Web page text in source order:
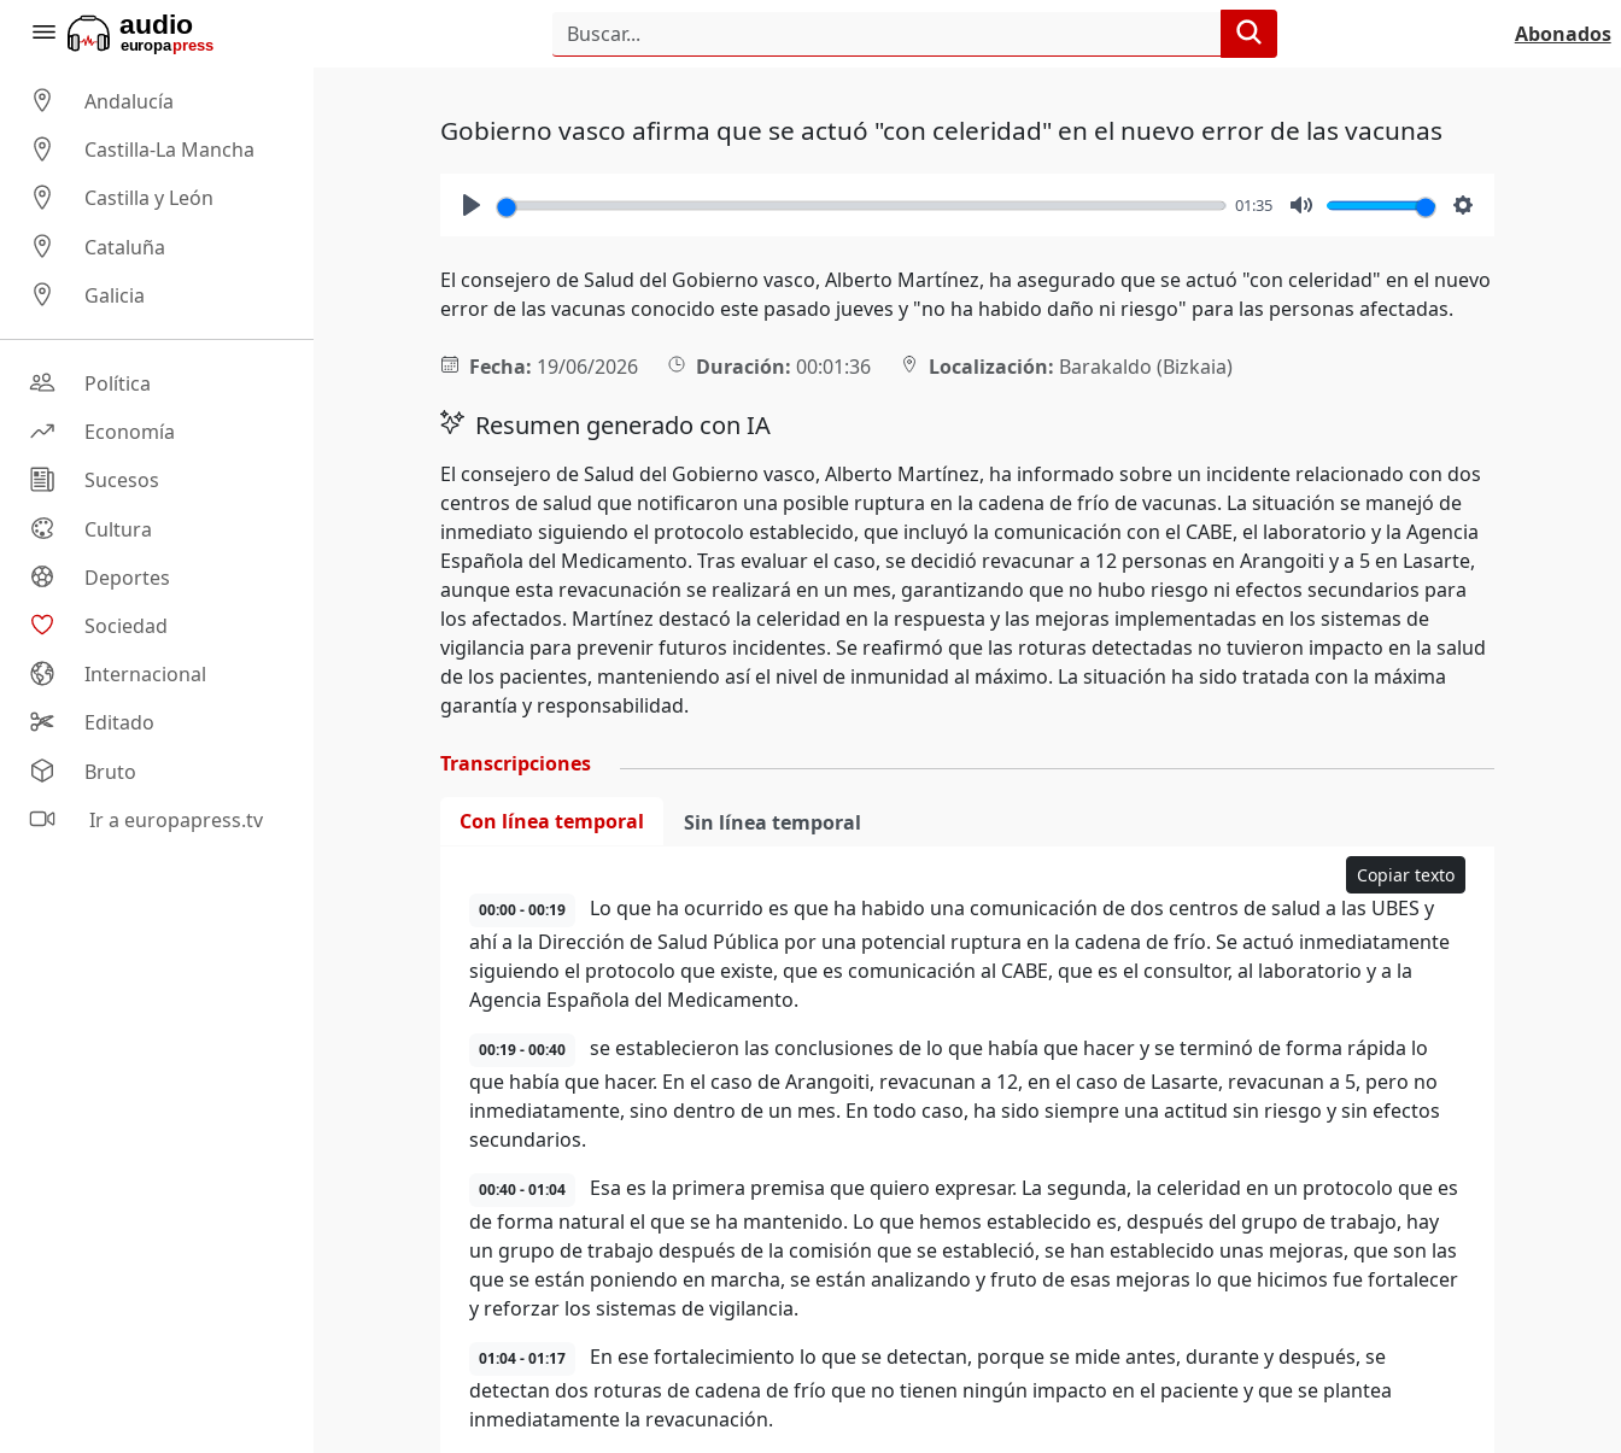
Abonados
Andalucía
Castilla-La Mancha
Castilla y León
Cataluña
Galicia
Política
Economía
Sucesos
Cultura
Deportes
Sociedad
Internacional
Editado
Bruto
Ir a europapress.tv
Gobierno vasco afirma que se actuó "con celeridad" en el nuevo error de las vacunas
01:35
El consejero de Salud del Gobierno vasco, Alberto Martínez, ha asegurado que se actuó "con celeridad" en el nuevo
error de las vacunas conocido este pasado jueves y "no ha habido daño ni riesgo" para las personas afectadas.
Fecha: 19/06/2026 Duración: 00:01:36 Localización: Barakaldo (Bizkaia)
Resumen generado con IA
El consejero de Salud del Gobierno vasco, Alberto Martínez, ha informado sobre un incidente relacionado con dos
centros de salud que notificaron una posible ruptura en la cadena de frío de vacunas. La situación se manejó de
inmediato siguiendo el protocolo establecido, que incluyó la comunicación con el CABE, el laboratorio y la Agencia
Española del Medicamento. Tras evaluar el caso, se decidió revacunar a 12 personas en Arangoiti y a 5 en Lasarte,
aunque esta revacunación se realizará en un mes, garantizando que no hubo riesgo ni efectos secundarios para
los afectados. Martínez destacó la celeridad en la respuesta y las mejoras implementadas en los sistemas de
vigilancia para prevenir futuros incidentes. Se reafirmó que las roturas detectadas no tuvieron impacto en la salud
de los pacientes, manteniendo así el nivel de inmunidad al máximo. La situación ha sido tratada con la máxima
garantía y responsabilidad.
Transcripciones
Con línea temporal Sin línea temporal
Copiar texto
00:00 - 00:19
Lo que ha ocurrido es que ha habido una comunicación de dos centros de salud a las UBES y
ahí a la Dirección de Salud Pública por una potencial ruptura en la cadena de frío. Se actuó inmediatamente
siguiendo el protocolo que existe, que es comunicación al CABE, que es el consultor, al laboratorio y a la
Agencia Española del Medicamento.
00:19 - 00:40
se establecieron las conclusiones de lo que había que hacer y se terminó de forma rápida lo
que había que hacer. En el caso de Arangoiti, revacunan a 12, en el caso de Lasarte, revacunan a 5, pero no
inmediatamente, sino dentro de un mes. En todo caso, ha sido siempre una actitud sin riesgo y sin efectos
secundarios.
00:40 - 01:04
Esa es la primera premisa que quiero expresar. La segunda, la celeridad en un protocolo que es
de forma natural el que se ha mantenido. Lo que hemos establecido es, después del grupo de trabajo, hay
un grupo de trabajo después de la comisión que se estableció, se han establecido unas mejoras, que son las
que se están poniendo en marcha, se están analizando y fruto de esas mejoras lo que hicimos fue fortalecer
y reforzar los sistemas de vigilancia.
01:04 - 01:17
En ese fortalecimiento lo que se detectan, porque se mide antes, durante y después, se
detectan dos roturas de cadena de frío que no tienen ningún impacto en el paciente y que se plantea
inmediatamente la revacunación.